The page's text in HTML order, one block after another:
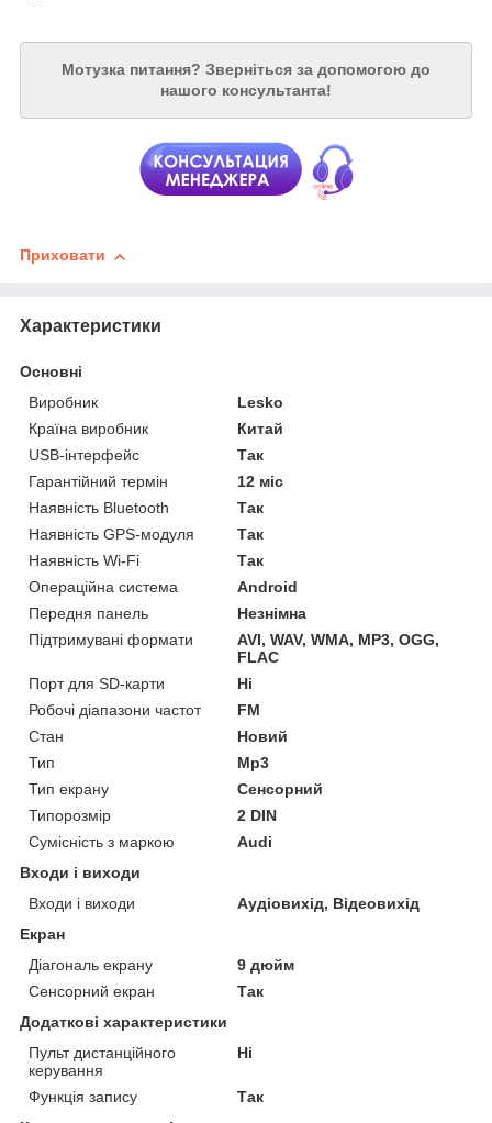
Мотузка питання? Зверніться за допомогою до
нашого консультанта!
Приховати
Характеристики
Основні
Виробник
Lesko
Країна виробник
Китай
USB-інтерфейс
Так
Гарантійний термін
12 міс
Наявність Bluetooth
Так
Наявність GPS-модуля
Так
Наявність Wi-Fi
Так
Операційна система
Android
Передня панель
Незнімна
Підтримувані формати
AVI, WAV, WMA, MP3, OGG,
FLAC
Порт для SD-карти
Ні
Робочі діапазони частот
FM
Стан
Новий
Тип
Mp3
Тип екрану
Сенсорний
Типорозмір
2 DIN
Сумісність з маркою
Audi
Входи і виходи
Входи і виходи
Аудіовихід, Відеовихід
Екран
Діагональ екрану
9 дюйм
Сенсорний екран
Так
Додаткові характеристики
Пульт дистанційного
керування
Ні
Функція запису
Так